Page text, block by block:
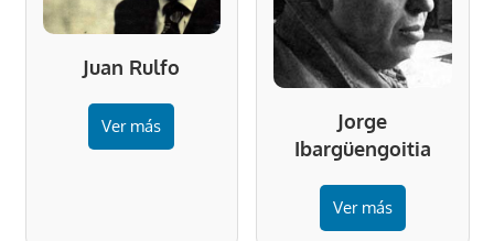
Juan Rulfo
Ver más
Jorge
Ibargüengoitia
Ver más